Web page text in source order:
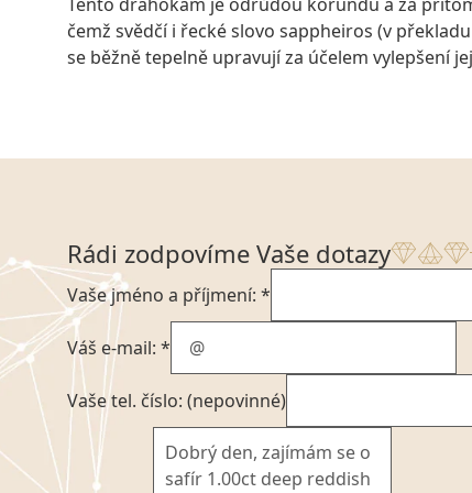
čemž svědčí i řecké slovo sappheiros (v
se běžně tepelně upravují za účelem vylepšení
Rádi zodpovíme Vaše dotazy
Vaše jméno a příjmení: *
Váš e-mail: *
Vaše tel. číslo: (nepovinné)